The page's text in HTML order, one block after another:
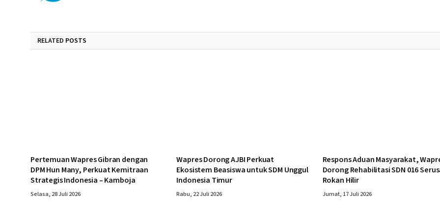
RELATED POSTS
Pertemuan Wapres Gibran dengan
DPM Hun Many, Perkuat Kemitraan
Strategis Indonesia – Kamboja
Selasa, 28 Juli 2026
Wapres Dorong AJBI Perkuat
Ekosistem Beasiswa untuk SDM Unggul
Indonesia Timur
Rabu, 22 Juli 2026
Respons Aduan Masyarakat,
Dorong Rehabilitasi SDN 016
Rokan Hilir
Jumat, 17 Juli 2026